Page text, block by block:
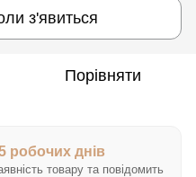
з'явиться
Порівняти
робочих днів
товару та повідомить